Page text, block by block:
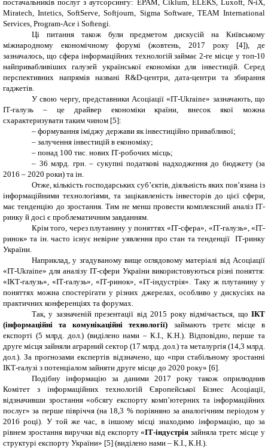
постачальників послуг з аутсорсингу: EPAM Ciklum, ELEKS, Luxoft, N-iX
Miratech ,Intetics ,SoftServe ,Softjourn Sigma Software, TEAM International
Services Program-Ace і Softengi
Ці питання також були предметом дискусій на Київському
міжнародному економічному форумі (жовтень, 2017 року [4]), де
зазначалось, що сфера інформаційних технологій займає 2-ге місце у топ-10
найпривабливіших галузей української економіки для інвестицій. Серед
перспективних напрямів названі R&D-центри, дата-центри та збирання
гаджетів.
У свою чергу, представники Асоціації «ІТ-Ukraine» зазначають, що
ІТ-галузь – це драйвер економіки країни, внесок якої можна
схарактеризувати таким чином [5]:
– формування іміджу держави як інвестиційно привабливої;
– залучення інвестицій в економіку;
– понад 100 тис. нових ІТ-робочих місць;
– 36 млрд. грн. – сукупні податкові надходження до бюджету (за
2016 – 2020 роки) та ін.
Отже, кількість господарських суб’єктів, діяльність яких пов’язана із
інформаційними технологіями, та зацікавленість інвесторів до цієї сфери,
має тенденцію до зростання. Тим не менш провести комплексний аналіз ІТ-
ринку й досі є проблематичним завданням.
Крім того, через плутанину у поняттях «ІТ-сфера», «ІТ-галузь», «ІТ-
ринок» та ін. часто існує невірне уявлення про стан та тенденції ІТ-ринку
України.
Наприклад, у згадуваному вище оглядовому матеріалі від Асоціації
«ІТ-Ukraine» для аналізу ІТ-сфери України використовуються різні поняття:
«ІКТ-галузь», «ІТ-галузь», «ІТ-ринок», «ІТ-індустрія». Таку ж плутанину у
поняттях можна спостерігати у різних джерелах, особливо у дискусіях на
практичних конференціях та форумах.
Так, у зазначеній презентації від 2015 року відмічається, що ІКТ
(інформаційні та комунікаційні технології) займають третє місце в
експорті (5 млрд. дол.) (виділено нами – К.І., К.Н.). Відповідно, перше та
друге місця зайняли аграрний сектор (17 млрд. дол.) та металургія (14,3 млрд.
дол.). За прогнозами експертів відзначено, що «при стабільному зростанні
ІКТ-галузі з потенціалом зайняти друге місце до 2020 року» [6]
Подібну інформацію за даними 2017 року також оприлюднив
Комітет з інформаційних технологій Європейської Бізнес Асоціації,
відзначивши зростання «обсягу експорту комп’ютерних та інформаційних
послуг» за перше півріччя (на 18,3 % порівняно за аналогічним періодом у
2016 році). У той же час, в іншому місці знаходимо інформацію, що за
рівнем зростання виручки від експорту «ІТ-індустрія зайняла третє місце у
структурі експорту України» [5] (виділено нами – К.І., К.Н.).